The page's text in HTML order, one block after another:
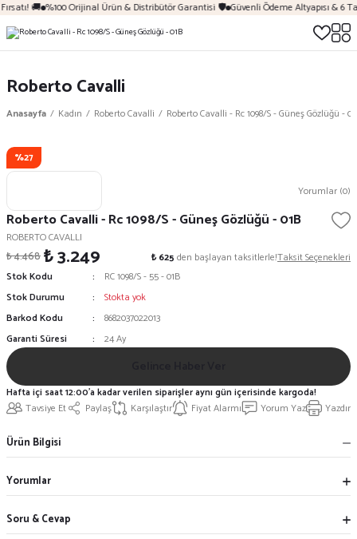
🚚 %100 Orijinal Ürün & Distribütör Garantisi 🛡️ Güvenli Ödeme Altyapısı & 6
Roberto Cavalli
Anasayfa Kadın Roberto Cavalli Roberto Cavalli - Rc 1098/S - Güneş Gözlüğü -
%27
Yorumlar (0)
Roberto Cavalli - Rc 1098/S - Güneş Gözlüğü - 01B
ROBERTO CAVALLI
₺ 4.468₺ 3.249 ₺ 625 den başlayan taksitlerle!Taksit Seçenekleri
Stok Kodu
RC 1098/S - 55 - 01B
Stok Durumu
Stokta yok
Barkod Kodu
8682037022013
Garanti Süresi
24 Ay
Tavsiye Et Paylaş Karşılaştır Fiyat Alarmı Yorum Yaz Yazdır
Hafta içi saat 12:00'a kadar verilen siparişler aynı gün içerisinde kargoda!
Ürün Bilgisi
Yorumlar
Soru & Cevap